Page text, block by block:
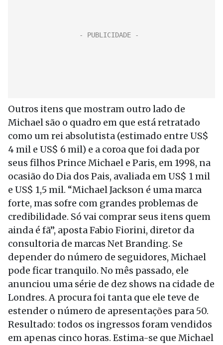
Outros itens que mostram outro lado de
Michael são o quadro em que está retratado
como um rei absolutista (estimado entre US$
4 mil e US$ 6 mil) e a coroa que foi dada por
seus filhos Prince Michael e Paris, em 1998, na
ocasião do Dia dos Pais, avaliada em US$ 1 mil
e US$ 1,5 mil. “Michael Jackson é uma marca
forte, mas sofre com grandes problemas de
credibilidade. Só vai comprar seus itens quem
ainda é fã”, aposta Fabio Fiorini, diretor da
consultoria de marcas Net Branding. Se
depender do número de seguidores, Michael
pode ficar tranquilo. No mês passado, ele
anunciou uma série de dez shows na cidade de
Londres. A procura foi tanta que ele teve de
estender o número de apresentações para 50.
Resultado: todos os ingressos foram vendidos
em apenas cinco horas. Estima-se que Michael